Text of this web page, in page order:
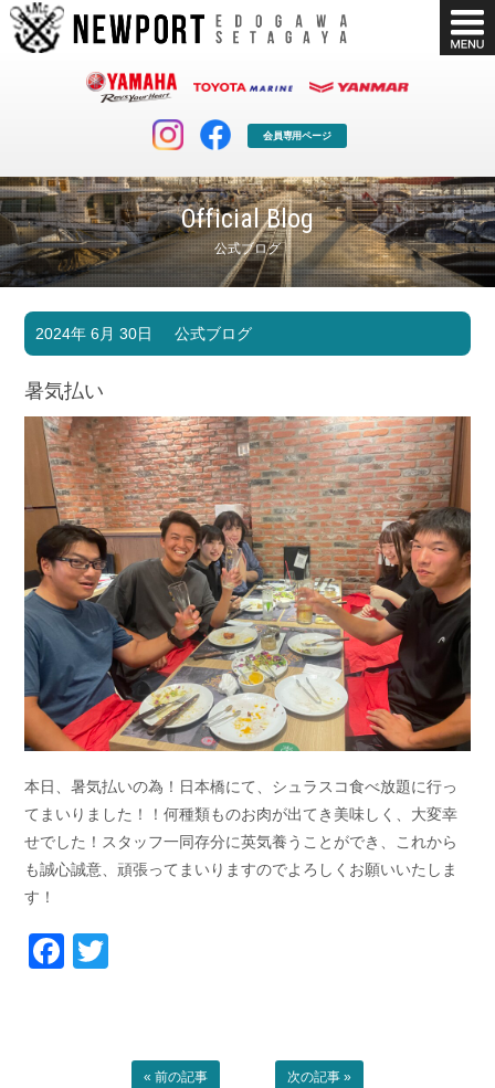
会員専用ページ
Official Blog
公式ブログ
マリンクラブ
マリンライフを堪能したい！
ボート販売
ボート免許
長年の実績と信頼！
店舗情報
Shop Info.
公式ブログ
Blog
お問い合わせ
Contact us
会社概要
Company
採用情報
Recruit
リンク集
Link
2024年 6月 30日 公式ブログ
暑気払い
本日、暑気払いの為！日本橋にて、シュラスコ食べ放題に行っ
てまいりました！！何種類ものお肉が出てき美味しく、大変幸
せでした！スタッフ一同存分に英気養うことができ、これから
も誠心誠意、頑張ってまいりますのでよろしくお願いいたしま
す！
Facebook
« 前の記事 次の記事 »